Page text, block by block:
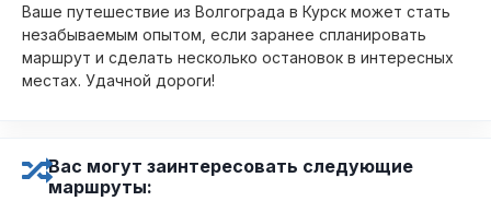
Ваше путешествие из Волгограда в Курск может стать
незабываемым опытом, если заранее спланировать
маршрут и сделать несколько остановок в интересных
местах. Удачной дороги!
Вас могут заинтересовать следующие
маршруты: